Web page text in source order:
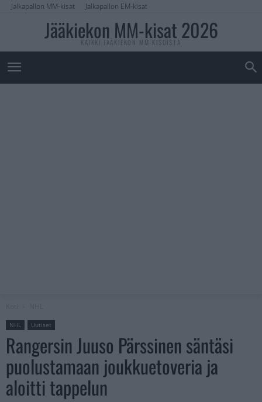
Jalkapallon MM-kisat Jalkapallon EM-kisat
Jääkiekon MM-kisat 2026
KAIKKI JÄÄKIEKON MM-KISOISTA
NHL Uutiset
Rangersin Juuso Pärssinen säntäsi
puolustamaan joukkuetoveria ja
aloitti tappelun